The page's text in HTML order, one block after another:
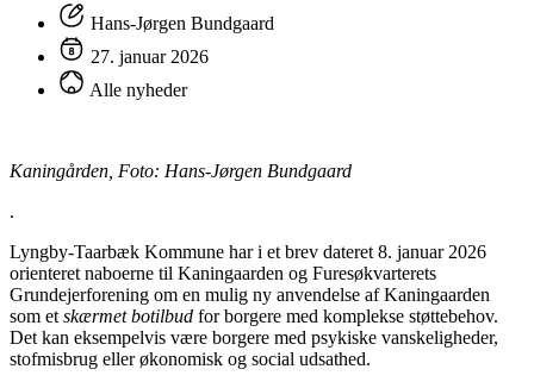
Hans-Jørgen Bundgaard
27. januar 2026
Alle nyheder
Kaningården, Foto: Hans-Jørgen Bundgaard
.
Lyngby-Taarbæk Kommune har i et brev dateret 8. januar 2026
orienteret naboerne til Kaningaarden og Furesøkvarterets
Grundejerforening om en mulig ny anvendelse af Kaningaarden
som et skærmet botilbud for borgere med komplekse støttebehov.
Det kan eksempelvis være borgere med psykiske vanskeligheder,
stofmisbrug eller økonomisk og social udsathed.